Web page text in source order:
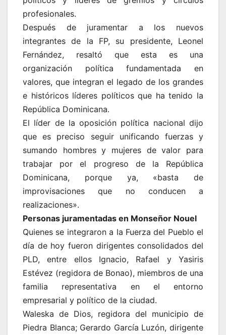
profesionales.
Después de juramentar a los nuevos
integrantes de la FP, su presidente, Leonel
Fernández, resaltó que esta es una
organización política fundamentada en
valores, que integran el legado de los grandes
e históricos líderes políticos que ha tenido la
República Dominicana.
El líder de la oposición política nacional dijo
que es preciso seguir unificando fuerzas y
sumando hombres y mujeres de valor para
trabajar por el progreso de la República
Dominicana, porque ya, «basta de
improvisaciones que no conducen a
realizaciones».
Personas juramentadas en Monseñor Nouel
Quienes se integraron a la Fuerza del Pueblo el
día de hoy fueron dirigentes consolidados del
PLD, entre ellos Ignacio, Rafael y Yasiris
Estévez (regidora de Bonao), miembros de una
familia representativa en el entorno
empresarial y político de la ciudad.
Waleska de Dios, regidora del municipio de
Piedra Blanca; Gerardo García Luzón, dirigente